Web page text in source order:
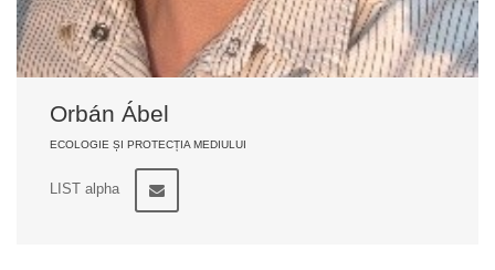
Orbán Ábel
ECOLOGIE ȘI PROTECȚIA MEDIULUI
LIST alpha